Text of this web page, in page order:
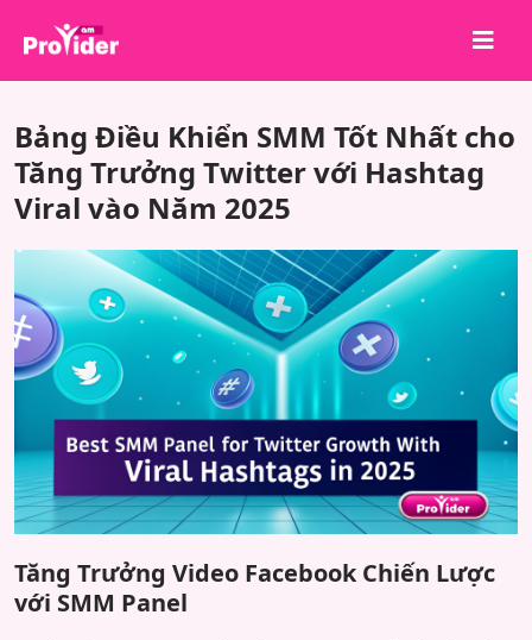
Về chúng tôi
Đăng nhập
Đăng ký
Dịch vụ
API
Điều khoản
Blog
Bảng Điều Khiển SMM Tốt Nhất cho
Tăng Trưởng Twitter với Hashtag
Viral vào Năm 2025
Tăng Trưởng Video Facebook Chiến Lược
với SMM Panel